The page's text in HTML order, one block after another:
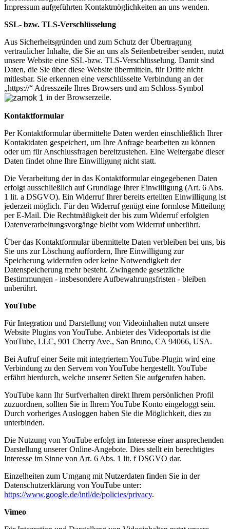
Impressum aufgeführten Kontaktmöglichkeiten an uns wenden.
SSL- bzw. TLS-Verschlüsselung
Aus Sicherheitsgründen und zum Schutz der Übertragung
vertraulicher Inhalte, die Sie an uns als Seitenbetreiber senden, nutzt
unsere Website eine SSL-bzw. TLS-Verschlüsselung. Damit sind
Daten, die Sie über diese Website übermitteln, für Dritte nicht
mitlesbar. Sie erkennen eine verschlüsselte Verbindung an der
„https://“ Adresszeile Ihres Browsers und am Schloss-Symbol
in der Browserzeile.
Kontaktformular
Per Kontaktformular übermittelte Daten werden einschließlich Ihrer
Kontaktdaten gespeichert, um Ihre Anfrage bearbeiten zu können
oder um für Anschlussfragen bereitzustehen. Eine Weitergabe dieser
Daten findet ohne Ihre Einwilligung nicht statt.
Die Verarbeitung der in das Kontaktformular eingegebenen Daten
erfolgt ausschließlich auf Grundlage Ihrer Einwilligung (Art. 6 Abs.
1 lit. a DSGVO). Ein Widerruf Ihrer bereits erteilten Einwilligung ist
jederzeit möglich. Für den Widerruf genügt eine formlose Mitteilung
per E-Mail. Die Rechtmäßigkeit der bis zum Widerruf erfolgten
Datenverarbeitungsvorgänge bleibt vom Widerruf unberührt.
Über das Kontaktformular übermittelte Daten verbleiben bei uns, bis
Sie uns zur Löschung auffordern, Ihre Einwilligung zur
Speicherung widerrufen oder keine Notwendigkeit der
Datenspeicherung mehr besteht. Zwingende gesetzliche
Bestimmungen - insbesondere Aufbewahrungsfristen - bleiben
unberührt.
YouTube
Für Integration und Darstellung von Videoinhalten nutzt unsere
Website Plugins von YouTube. Anbieter des Videoportals ist die
YouTube, LLC, 901 Cherry Ave., San Bruno, CA 94066, USA.
Bei Aufruf einer Seite mit integriertem YouTube-Plugin wird eine
Verbindung zu den Servern von YouTube hergestellt. YouTube
erfährt hierdurch, welche unserer Seiten Sie aufgerufen haben.
YouTube kann Ihr Surfverhalten direkt Ihrem persönlichen Profil
zuzuordnen, sollten Sie in Ihrem YouTube Konto eingeloggt sein.
Durch vorheriges Ausloggen haben Sie die Möglichkeit, dies zu
unterbinden.
Die Nutzung von YouTube erfolgt im Interesse einer ansprechenden
Darstellung unserer Online-Angebote. Dies stellt ein berechtigtes
Interesse im Sinne von Art. 6 Abs. 1 lit. f DSGVO dar.
Einzelheiten zum Umgang mit Nutzerdaten finden Sie in der
Datenschutzerklärung von YouTube unter:
https://www.google.de/intl/de/policies/privacy.
Vimeo